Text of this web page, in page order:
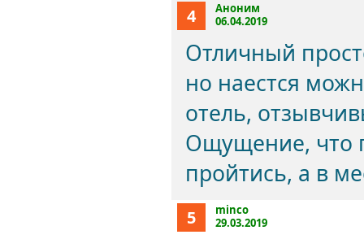
4
Аноним
06.04.2019
Отличный
но наестся
отель,
Ощущение, что
пройтись, а в
5
minco
29.03.2019